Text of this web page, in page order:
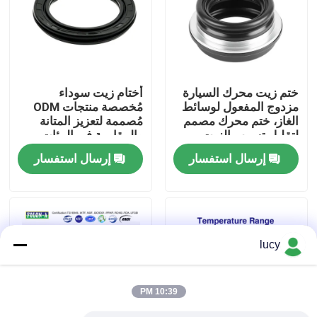
حول بنا
جولة في المعمل
ضبط الجودة
اتصل بنا
أخبار
جميع القضايا
ختم زيت محرك السيارة
مزدوج المفعول لوسائط
الغاز، ختم محرك مصمم
لتقليل تسرب الزيت
وزيادة متانة المحرك
إرسال استفسار
أختام زيت سوداء
مُخصصة منتجات ODM
مُصممة لتعزيز المتانة
والمقاومة في البيئات
القاسية
إرسال استفسار
lucy
10:39 PM